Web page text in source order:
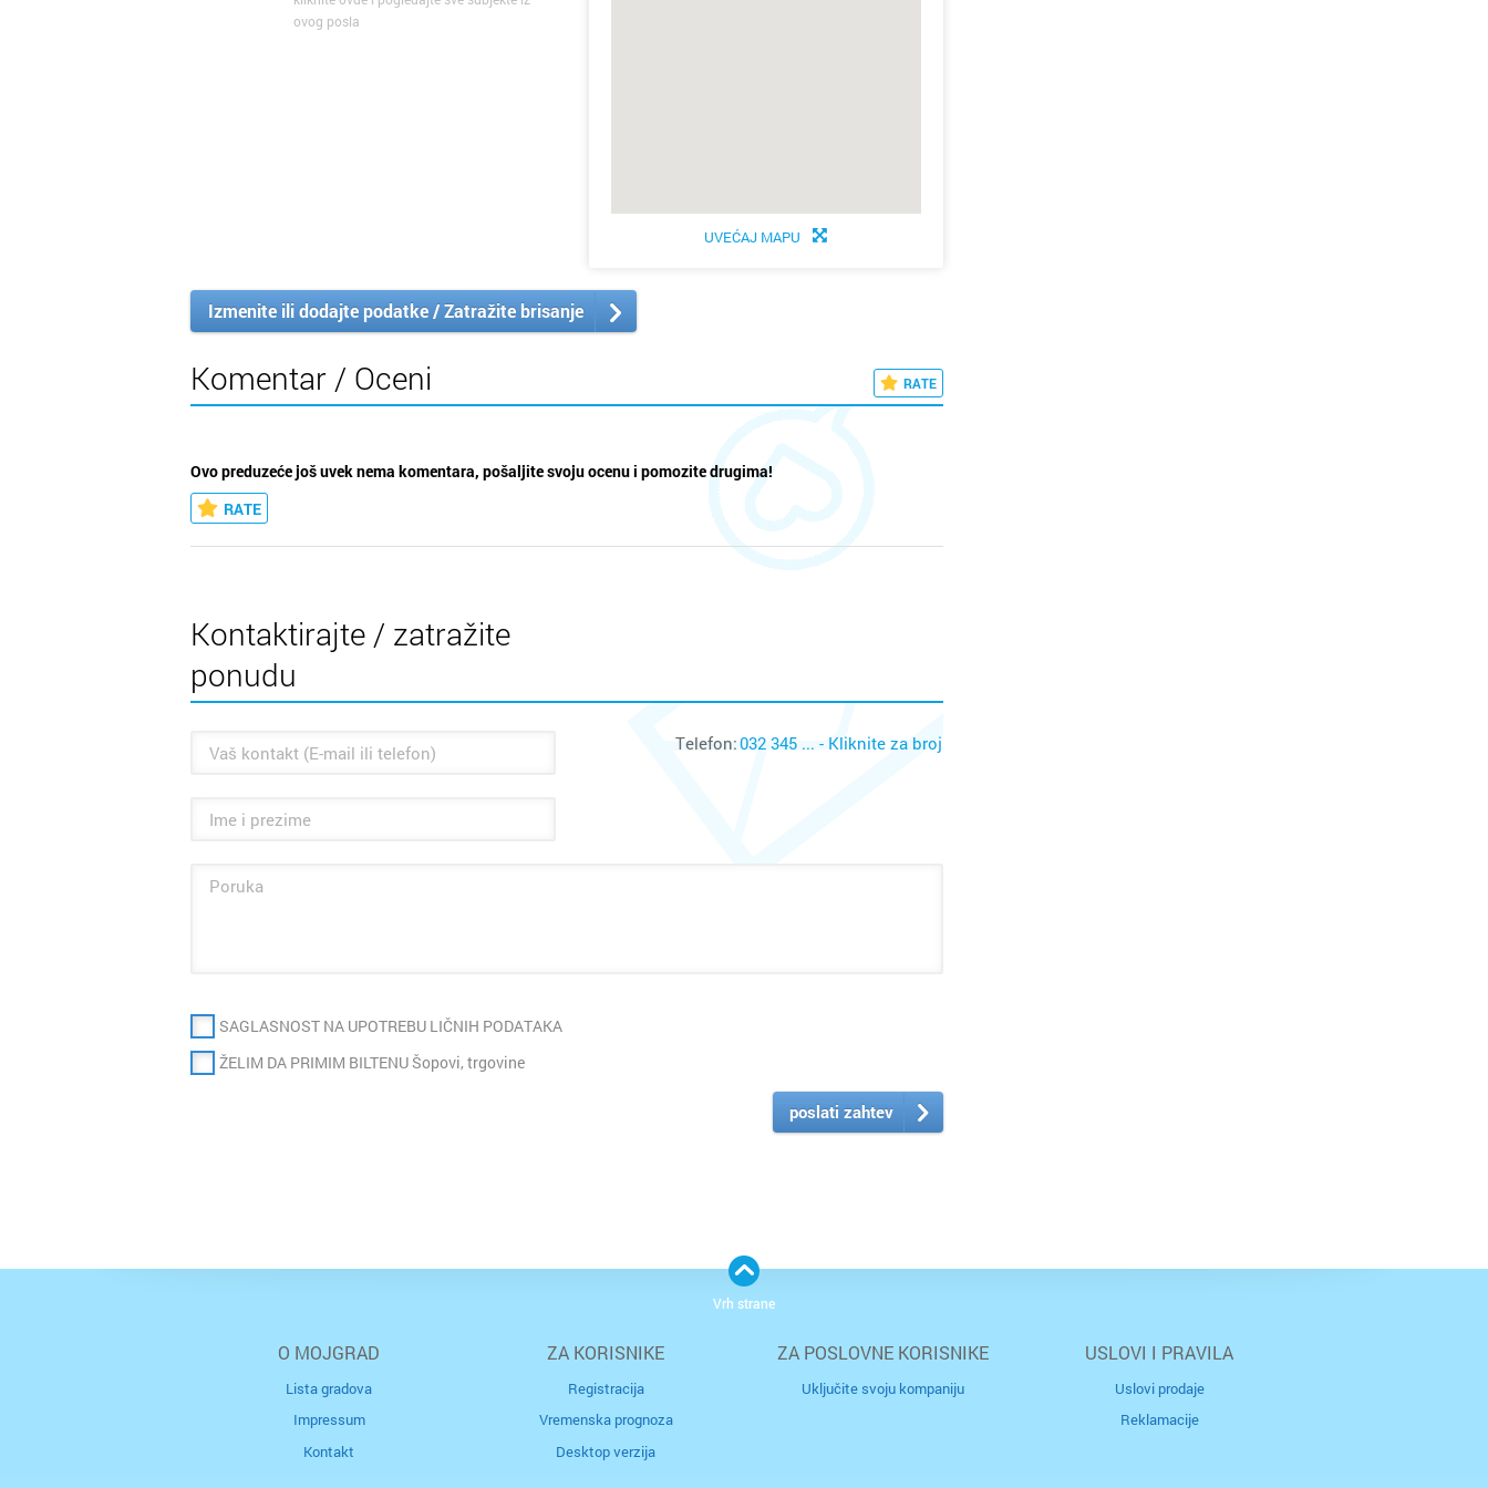
ovog posla
UVEĆAJ MAPU
Izmenite ili dodajte podatke / Zatražite brisanje
Komentar / Oceni RATE
Ovo preduzeće još uvek nema komentara, pošaljite svoju ocenu i pomozite drugima!
RATE
Kontaktirajte / zatražite
ponudu
Telefon:032 345 ... - Kliknite za broj
SAGLASNOST NA UPOTREBU LIČNIH PODATAKA
ŽELIM DA PRIMIM BILTENU Šopovi, trgovine
poslati zahtev
O MOJGRAD
Lista gradova
Impressum
Kontakt
ZA KORISNIKE
Registracija
Vremenska prognoza
Desktop verzija
ZA POSLOVNE KORISNIKE
Uključite svoju kompaniju
USLOVI I PRAVILA
Uslovi prodaje
Reklamacije
Vrh strane